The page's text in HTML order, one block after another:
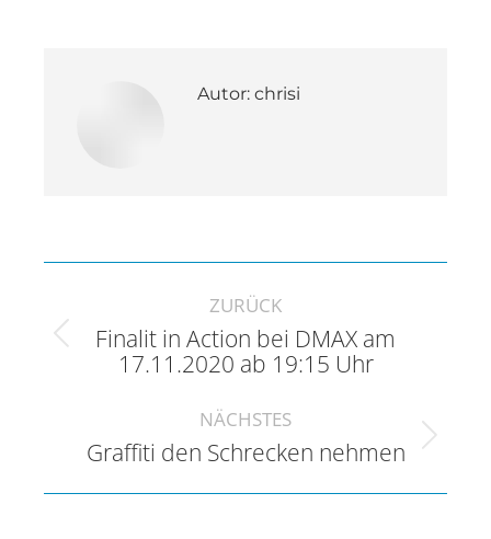
Autor: chrisi
ZURÜCK
Vorheriger
Beitrag:
Finalit in Action bei DMAX am
17.11.2020 ab 19:15 Uhr
NÄCHSTES
Nächster
Graffiti den Schrecken nehmen